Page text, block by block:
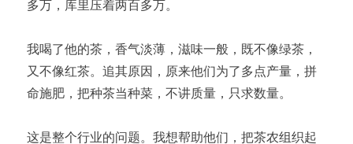
多万，库里压着两百多万。
我喝了他的茶，香气淡薄，滋味一般，既不像绿茶，
又不像红茶。追其原因，原来他们为了多点产量，拼
命施肥，把种茶当种菜，不讲质量，只求数量。
这是整个行业的问题。我想帮助他们，把茶农组织起